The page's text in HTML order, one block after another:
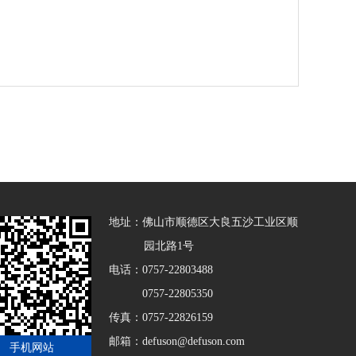
手机网站
地址：佛山市顺德区大良五沙工业区顺
园北路1号
电话：0757-22803488
0757-22805350
传真：0757-22826159
邮箱：defuson@defuson.com